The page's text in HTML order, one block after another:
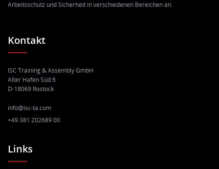
Arbeitsschutz und Sicherheit in verschiedenen Bereichen an.
Kontakt
ISC Training & Assembly GmbH
Alter Hafen Süd 6
D-18069 Rostock
info@isc-ta.com
+49 381 202689 00
Links